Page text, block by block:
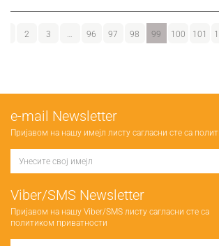
2 3 96 97 98 99 100 101
е-mail Newsletter
Пријавом на нашу имејл листу сагласни сте са
Viber/SMS Newsletter
Пријавом на нашу Viber/SMS листу сагласни сте са
политиком приватности